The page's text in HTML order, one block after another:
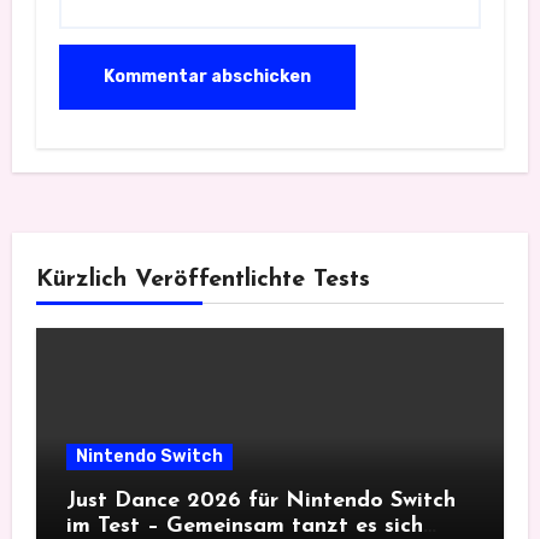
Kürzlich Veröffentlichte Tests
Nintendo Switch
Just Dance 2026 für Nintendo Switch
im Test – Gemeinsam tanzt es sich